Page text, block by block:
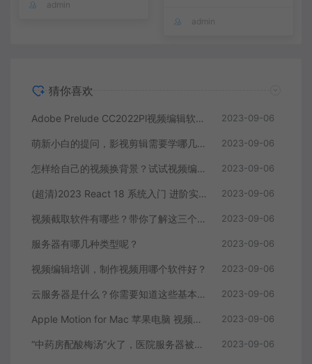
admin
admin
猜你喜欢
Adobe Prelude CC2022Pl视频编辑软件中文直装版 2023-09-06
萌新小白的提问，影视剪辑需要学哪几个软件？ 2023-09-06
怎样给自己的视频换背景？试试视频编辑软件 2023-09-06
(超清)2023 React 18 系统入门 进阶实战《欢乐购》 2023-09-06
视频截取软件有哪些？带你了解这三个视频编辑软件 2023-09-06
服务器有哪几种类型呢？ 2023-09-06
视频编辑培训，制作视频用哪个软件好？ 2023-09-06
云服务器是什么？你需要知道这些基本知识 2023-09-06
Apple Motion for Mac 苹果电脑 视频编辑软件 2023-09-06
“中药房配酸梅汤”火了，医院服务器被挤爆，网友：更适合中国宝宝体质 2023-09-06